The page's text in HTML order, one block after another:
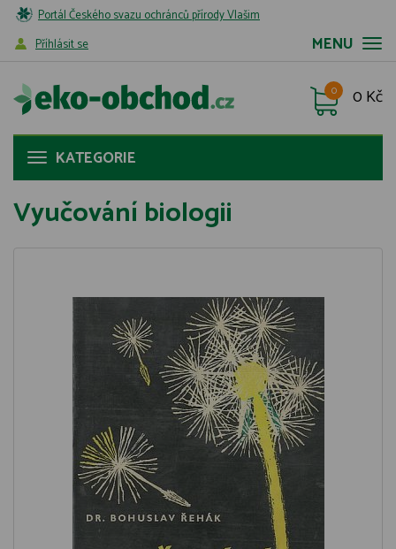
Portál Českého svazu ochránců přírody Vlašim
MENU
Příhlásit se
0 Kč
0
KATEGORIE
Vyučování biologii